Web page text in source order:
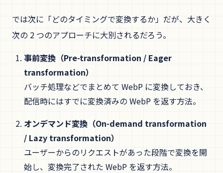
では次に「どのタイミングで変換するか」だが、大きく
次の 2 つのアプローチに大別されるだろう。
事前変換（Pre-transformation / Eager
transformation）
バッチ処理などでまとめて WebP に変換しておき、
配信時にはすでに変換済みの WebP を返す方法。
オンデマンド変換（On-demand transformation
/ Lazy transformation）
ユーザーからのリクエストがあった段階で変換を開
始し、変換完了された WebP を返す方法。